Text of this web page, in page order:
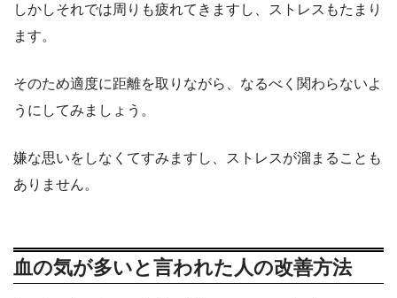
しかしそれでは周りも疲れてきますし、ストレスもたまり
ます。
そのため適度に距離を取りながら、なるべく関わらないよ
うにしてみましょう。
嫌な思いをしなくてすみますし、ストレスが溜まることも
ありません。
血の気が多いと言われた人の改善方法